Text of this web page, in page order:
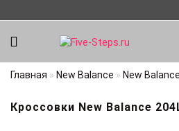
Главная New Balance New
Кроссовки New Balance